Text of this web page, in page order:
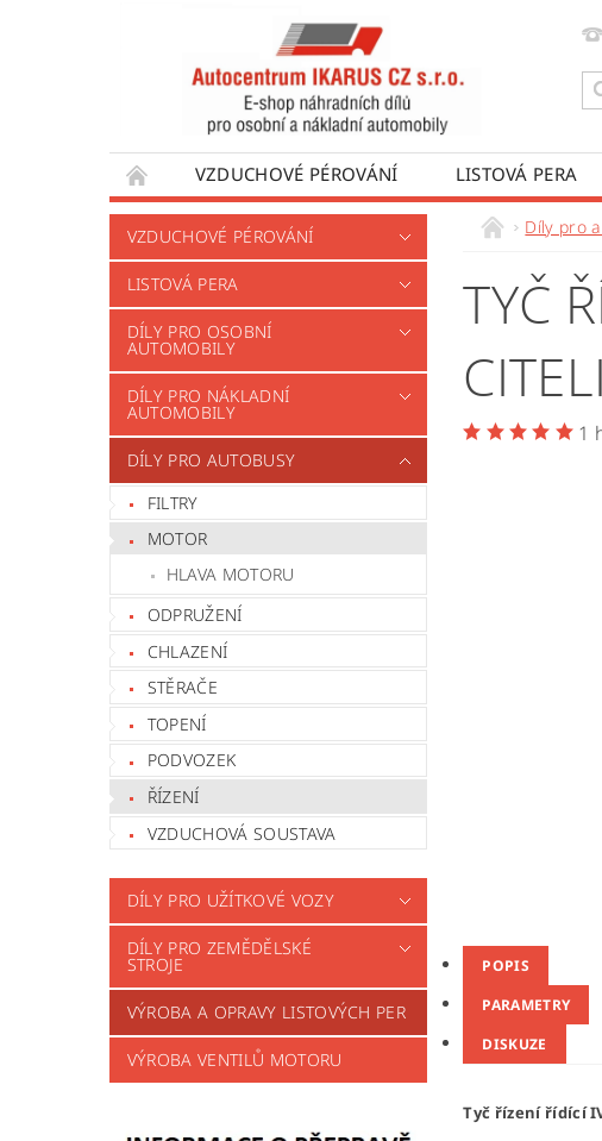
VZDUCHOVÉ PÉROVÁNÍ LISTOVÁ PERA
DÍLY PRO AUTOBUSY
DÍLY PRO UŽÍTKOVÉ VOZY
VÝROBA VENTILŮ MOTORU
VZDUCHOVÉ PÉROVÁNÍ
LISTOVÁ PERA
DÍLY PRO OSOBNÍ
AUTOMOBILY
DÍLY PRO NÁKLADNÍ
AUTOMOBILY
DÍLY PRO AUTOBUSY
FILTRY
MOTOR
HLAVA MOTORU
ODPRUŽENÍ
CHLAZENÍ
STĚRAČE
TOPENÍ
PODVOZEK
ŘÍZENÍ
VZDUCHOVÁ SOUSTAVA
DÍLY PRO UŽÍTKOVÉ VOZY
DÍLY PRO ZEMĚDĚLSKÉ
STROJE
VÝROBA A OPRAVY LISTOVÝCH PER
VÝROBA VENTILŮ MOTORU
Díly pro
TYČ
1
POPIS
PARAMETRY
DISKUZE
Tyč řízení řídící